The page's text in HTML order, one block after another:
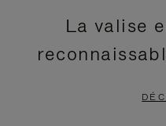
La valise